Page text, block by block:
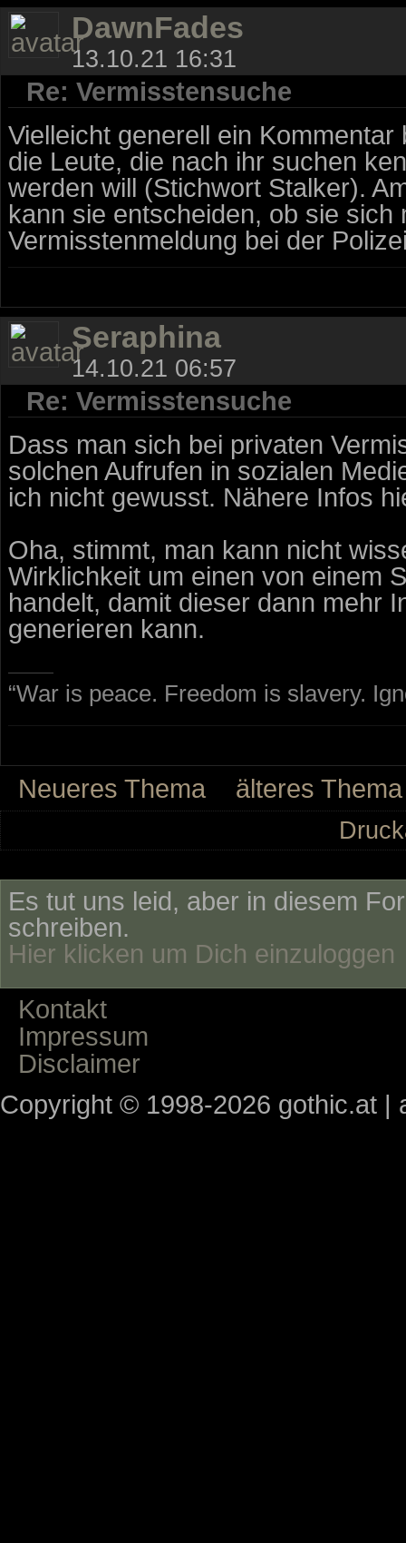
DawnFades
13.10.21 16:31
Re: Vermisstensuche
Vielleicht generell ein
die Leute, die nach ihr suchen
werden will (Stichwort Stalker).
kann sie entscheiden, ob sie
Vermisstenmeldung bei der
Seraphina
14.10.21 06:57
Re: Vermisstensuche
Dass man sich bei privaten
solchen Aufrufen in sozialen
ich nicht gewusst. Nähere Infos
Oha, stimmt, man kann nicht
Wirklichkeit um einen von einem
handelt, damit dieser dann mehr
generieren kann.
“War is peace. Freedom is slavery.
Neueres Thema älteres Thema
Es tut uns leid, aber in diesem
schreiben.
Hier klicken um Dich einzuloggen
Kontakt
Impressum
Disclaimer
Copyright © 1998-2026 gothic.at |